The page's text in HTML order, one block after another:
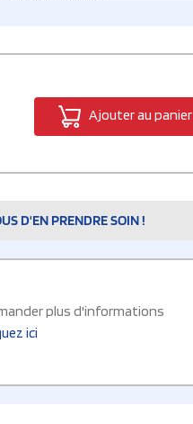
Ajouter au panier
D'EN PRENDRE SOIN !
plus d'informations
ici